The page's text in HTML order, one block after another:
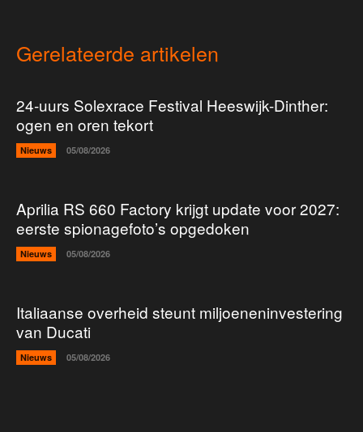
Gerelateerde artikelen
24-uurs Solexrace Festival Heeswijk-Dinther:
ogen en oren tekort
Nieuws 05/08/2026
Aprilia RS 660 Factory krijgt update voor 2027:
eerste spionagefoto’s opgedoken
Nieuws 05/08/2026
Italiaanse overheid steunt miljoeneninvestering
van Ducati
Nieuws 05/08/2026